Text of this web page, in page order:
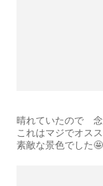
晴れていたので 念
これはマジでオス
素敵な景色でした🤩